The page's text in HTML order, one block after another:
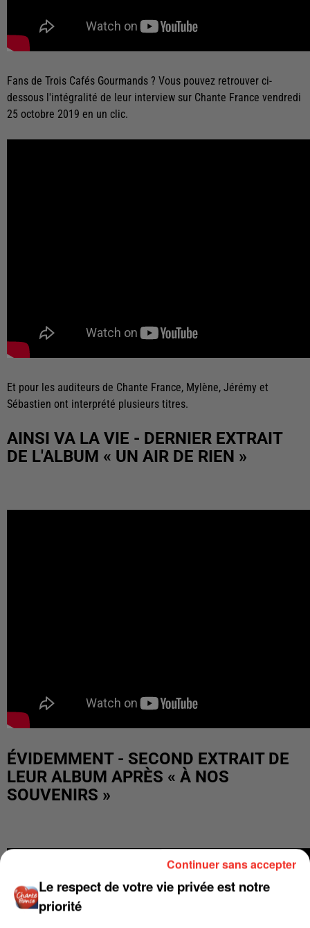
Fans de Trois Cafés Gourmands ? Vous pouvez retrouver ci-
dessous l'intégralité de leur interview sur Chante France vendredi
25 octobre 2019 en un clic.
Et pour les auditeurs de Chante France, Mylène, Jérémy et
Sébastien ont interprété plusieurs titres.
AINSI VA LA VIE - DERNIER EXTRAIT
DE L'ALBUM « UN AIR DE RIEN »
ÉVIDEMMENT - SECOND EXTRAIT DE
LEUR ALBUM APRÈS « À NOS
SOUVENIRS »
Le respect de votre vie privée est notre
priorité
Continuer sans accepter